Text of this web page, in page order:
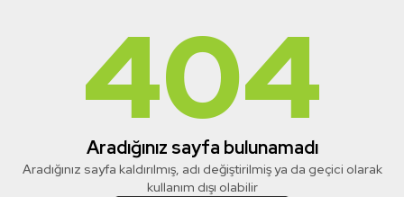
404
Aradığınız sayfa bulunamadı
Aradığınız sayfa kaldırılmış, adı değiştirilmiş ya da geçici olarak
kullanım dışı olabilir